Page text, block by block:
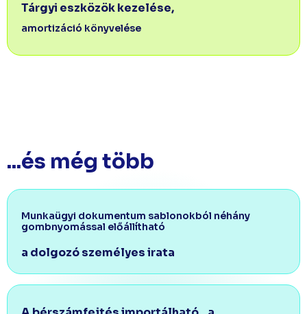
Tárgyi eszközök kezelése,
amortizáció könyvelése
...és még több
Munkaügyi dokumentum sablonokból néhány
gombnyomással előállítható
a dolgozó személyes irata​